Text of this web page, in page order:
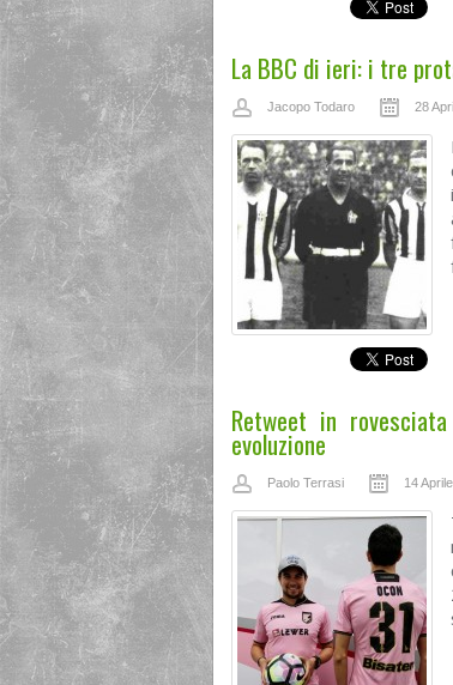
La BBC di ieri: i tre
Jacopo Todaro 28
Retweet in
evoluzione
Paolo Terrasi 14